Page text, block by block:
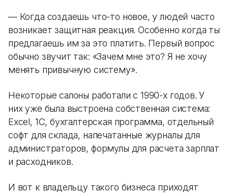
— Когда создаешь что-то новое, у людей часто
возникает защитная реакция. Особенно когда ты
предлагаешь им за это платить. Первый вопрос
обычно звучит так: «Зачем мне это? Я не хочу
менять привычную систему».
Некоторые салоны работали с 1990-х годов. У
них уже была выстроена собственная система:
Excel, 1С, бухгалтерская программа, отдельный
софт для склада, напечатанные журналы для
администраторов, формулы для расчета зарплат
и расходников.
И вот к владельцу такого бизнеса приходят